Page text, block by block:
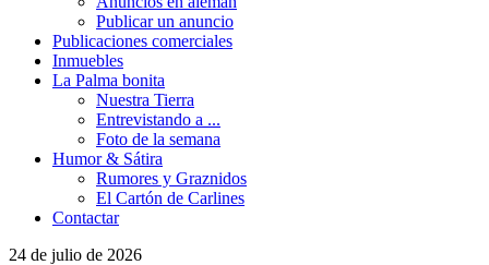
Publicar un anuncio
Publicaciones comerciales
Inmuebles
La Palma bonita
Nuestra Tierra
Entrevistando a ...
Foto de la semana
Humor & Sátira
Rumores y Graznidos
El Cartón de Carlines
Contactar
24 de julio de 2026